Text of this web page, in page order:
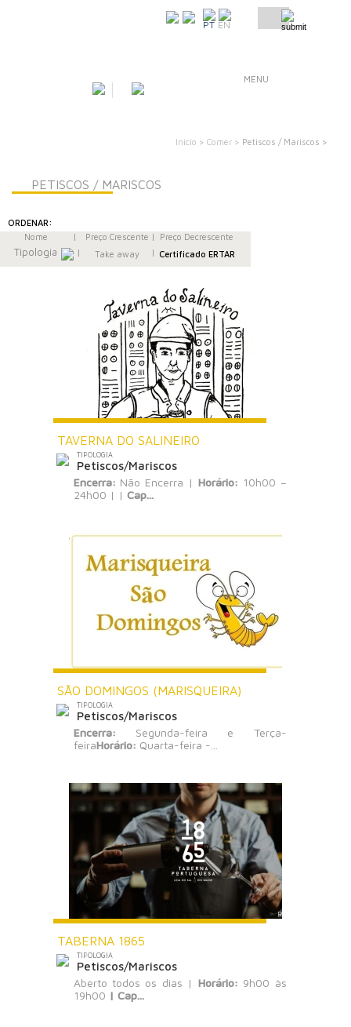
PT EN
MENU
Início > Comer > Petiscos / Mariscos >
PETISCOS / MARISCOS
ORDENAR:
Nome
| Preço Crescente | Preço Decrescente
Tipologia | Take away | Certificado ERTAR
TAVERNA DO SALINEIRO
TIPOLOGIA
Petiscos/Mariscos
Encerra: Não Encerra | Horário: 10h00 –
24h00 | | Cap...
SÃO DOMINGOS (MARISQUEIRA)
TIPOLOGIA
Petiscos/Mariscos
Encerra: Segunda-feira e Terça-
feiraHorário: Quarta-feira -...
TABERNA 1865
TIPOLOGIA
Petiscos/Mariscos
Aberto todos os dias | Horário: 9h00 às
19h00 | Cap...